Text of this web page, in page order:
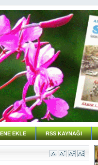
EKLE RSS KAYNAĞI